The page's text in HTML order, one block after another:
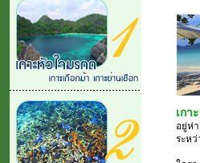
เกา
อยู่ห่
ระหว่